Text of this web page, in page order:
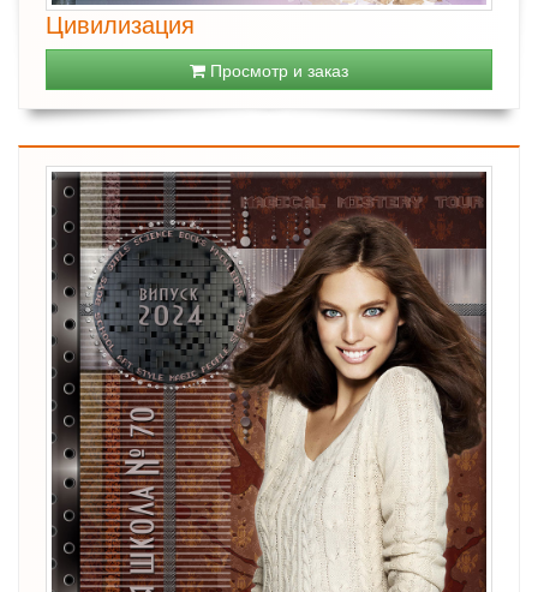
Цивилизация
Просмотр и заказ